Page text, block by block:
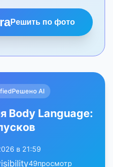
Решить по фото
Решено AI
Body Language:
в 21:59
49просмотр